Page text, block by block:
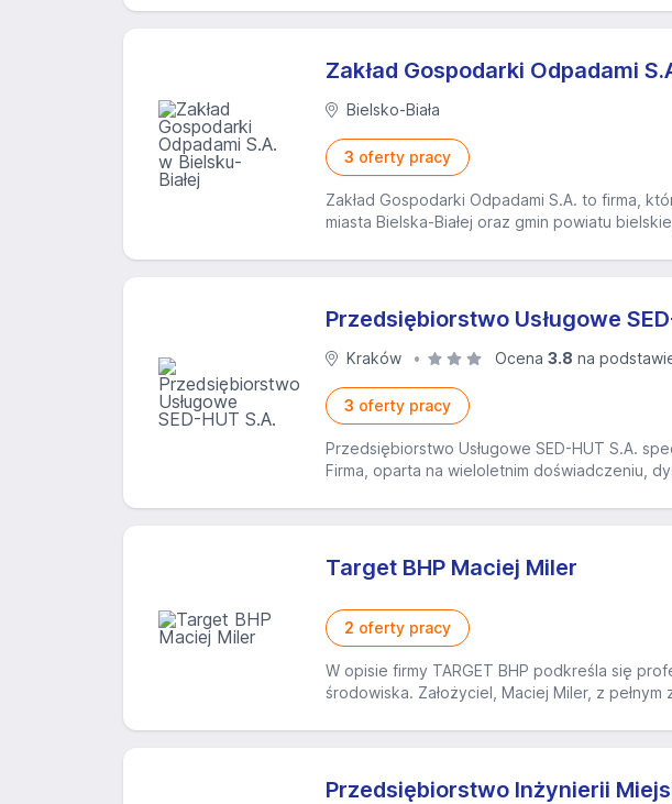
Zakład Gospodarki Odpadami
Bielsko-Biała
3 oferty pracy
Zakład Gospodarki Odpadami S.A. to firma,
miasta Bielska-Białej oraz gmin powiatu
Przedsiębiorstwo Usługowe
Kraków Ocena 3.8 na
3 oferty pracy
Przedsiębiorstwo Usługowe SED-HUT S.A.
Firma, oparta na wieloletnim doświadczeniu,
Target BHP Maciej Miler
2 oferty pracy
W opisie firmy TARGET BHP podkreśla się
środowiska. Założyciel, Maciej Miler, z
Przedsiębiorstwo Inżynierii